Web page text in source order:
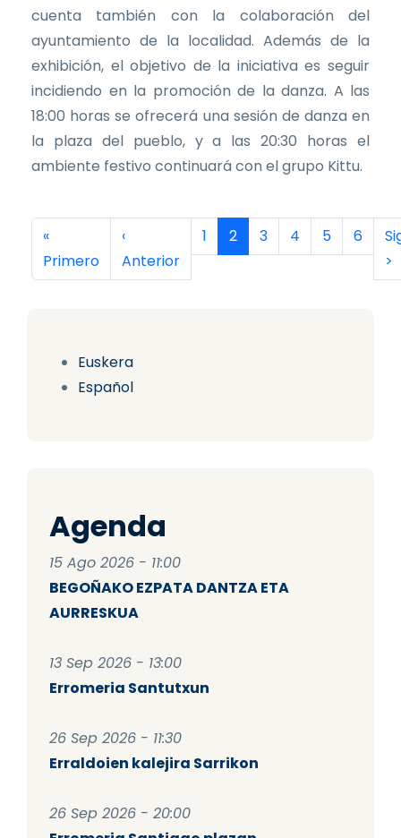
Euskera
Español
Agenda
15 Ago 2026 - 11:00
BEGOÑAKO EZPATA DANTZA ETA
AURRESKUA
13 Sep 2026 - 13:00
Erromeria Santutxun
26 Sep 2026 - 11:30
Erraldoien kalejira Sarrikon
26 Sep 2026 - 20:00
cuenta también con la colaboración del
ayuntamiento de la localidad. Además de la
exhibición, el objetivo de la iniciativa es seguir
incidiendo en la promoción de la danza. A las
18:00 horas se ofrecerá una sesión de danza en
la plaza del pueblo, y a las 20:30 horas el
ambiente festivo continuará con el grupo Kittu.
Paginación
Primera página
«
Primero
Página anterior
‹
Anterior
Página
1 Página actual
2 Página
3 Página
4 Página
5 Página
6
>